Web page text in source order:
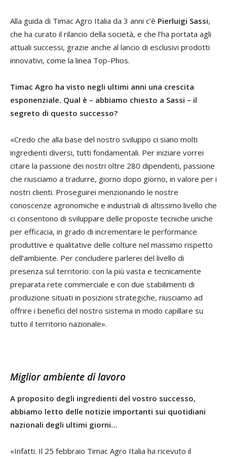
Alla guida di Timac Agro Italia da 3 anni c’è Pierluigi Sassi,
che ha curato il rilancio della società, e che l’ha portata agli
attuali successi, grazie anche al lancio di esclusivi prodotti
innovativi, come la linea Top-Phos.
Timac Agro ha visto negli ultimi anni una crescita
esponenziale. Qual è – abbiamo chiesto a Sassi – il
segreto di questo successo?
«Credo che alla base del nostro sviluppo ci siano molti
ingredienti diversi, tutti fondamentali. Per iniziare vorrei
citare la passione dei nostri oltre 280 dipendenti, passione
che riusciamo a tradurre, giorno dopo giorno, in valore per i
nostri clienti. Proseguirei menzionando le nostre
conoscenze agronomiche e industriali di altissimo livello che
ci consentono di sviluppare delle proposte tecniche uniche
per efficacia, in grado di incrementare le performance
produttive e qualitative delle colture nel massimo rispetto
dell’ambiente. Per concludere parlerei del livello di
presenza sul territorio: con la più vasta e tecnicamente
preparata rete commerciale e con due stabilimenti di
produzione situati in posizioni strategiche, riusciamo ad
offrire i benefici del nostro sistema in modo capillare su
tutto il territorio nazionale».
Miglior ambiente di lavoro
A proposito degli ingredienti del vostro successo,
abbiamo letto delle notizie importanti sui quotidiani
nazionali degli ultimi giorni…
«Infatti. Il 25 febbraio Timac Agro Italia ha ricevuto il